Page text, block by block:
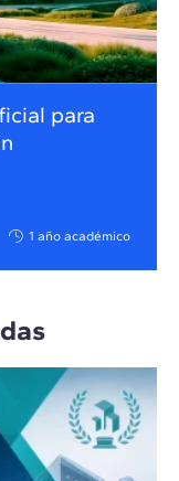
para
1 año académico